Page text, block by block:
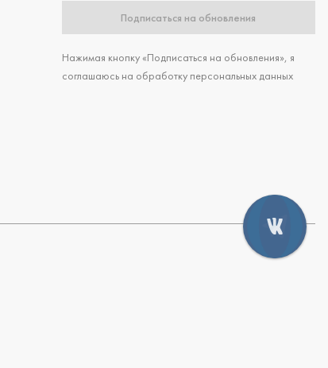
Подписаться на обновления
Нажимая кнопку «Подписаться на обновления», я
соглашаюсь на обработку персональных данных